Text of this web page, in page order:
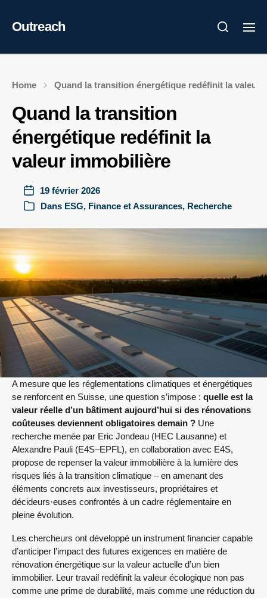
Outreach
Home Quand la transition énergétique redéfinit la valeur
Quand la transition
énergétique redéfinit la
valeur immobilière
19 février 2026
Dans ESG, Finance et Assurances, Recherche
A mesure que les réglementations climatiques et énergétiques
se renforcent en Suisse, une question s’impose : quelle est la
valeur réelle d’un bâtiment aujourd’hui si des rénovations
coûteuses deviennent obligatoires demain ? Une
recherche menée par Eric Jondeau (HEC Lausanne) et
Alexandre Pauli (E4S–EPFL), en collaboration avec E4S,
propose de repenser la valeur immobilière à la lumière des
risques liés à la transition climatique – en amenant des
éléments concrets aux investisseurs, propriétaires et
décideurs·euses confrontés à un cadre réglementaire en
pleine évolution.
Les chercheurs ont développé un instrument financier capable
d’anticiper l’impact des futures exigences en matière de
rénovation énergétique sur la valeur actuelle d’un bien
immobilier. Leur travail redéfinit la valeur écologique non pas
comme une prime de durabilité, mais comme une réduction du